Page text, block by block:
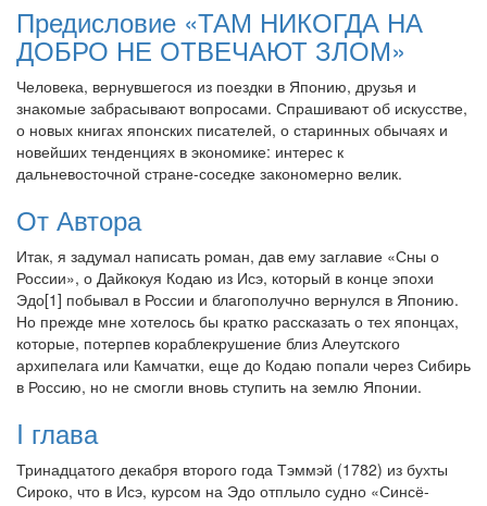
Предисловие «ТАМ НИКОГДА НА
ДОБРО НЕ ОТВЕЧАЮТ ЗЛОМ»
Человека, вернувшегося из поездки в Японию, друзья и
знакомые забрасывают вопросами. Спрашивают об искусстве,
о новых книгах японских писателей, о старинных обычаях и
новейших тенденциях в экономике: интерес к
дальневосточной стране-соседке закономерно велик.
От Автора
Итак, я задумал написать роман, дав ему заглавие «Сны о
России», о Дайкокуя Кодаю из Исэ, который в конце эпохи
Эдо[1] побывал в России и благополучно вернулся в Японию.
Но прежде мне хотелось бы кратко рассказать о тех японцах,
которые, потерпев кораблекрушение близ Алеутского
архипелага или Камчатки, еще до Кодаю попали через Сибирь
в Россию, но не смогли вновь ступить на землю Японии.
I глава
Тринадцатого декабря второго года Тэммэй (1782) из бухты
Сироко, что в Исэ, курсом на Эдо отплыло судно «Синсё-